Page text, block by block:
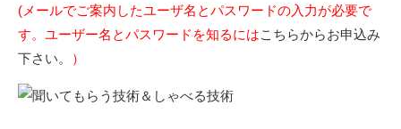
(メールでご案内したユーザ名とパスワードの入力が必要で
す。ユーザー名とパスワードを知るにはこちらからお申込み
下さい。
）